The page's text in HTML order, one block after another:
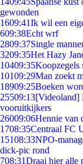
gewonden
1609:41Ik wil een
609:38Echt wrf
2809:37Single
3209:35Het Hazy
10409:35Koopzegels
10109:29Man zoekt
18909:25Boeken
25509:13[Videoland]
vooruitkijkers
26009:06Hennie van
1708:35Centraal FC
15108:33NPO-
dick-pic rond
708:31Draai hier alle